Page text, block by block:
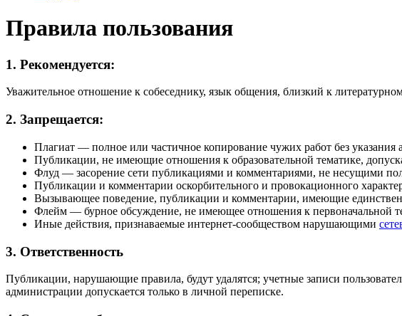
Правила пользования
1. Рекомендуется:
Уважительное отношение к собеседнику, язык общения, близкий к
2. Запрещается:
Плагиат — полное или частичное копирование чужих работ без указания
Публикации, не имеющие отношения к образовательной тематике,
Флуд — засорение сети публикациями и комментариями, не несущими
Публикации и комментарии оскорбительного и провокационного
Вызывающее поведение, публикации и комментарии, имеющие
Флейм — бурное обсуждение, не имеющее отношения к первоначальной
Иные действия, признаваемые интернет-сообществом нарушающими
3. Ответственность
Публикации, нарушающие правила, будут удалятся; учетные записи
администрации допускается только в личной переписке.